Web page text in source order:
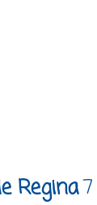
Regina